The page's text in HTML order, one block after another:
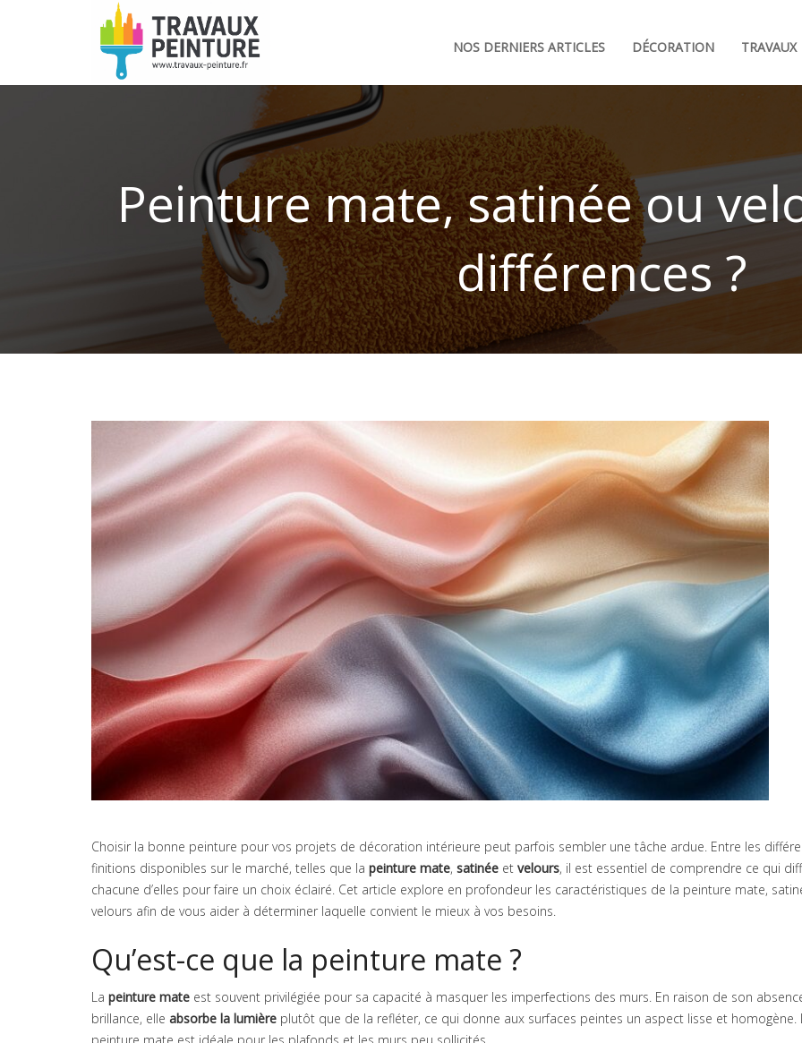
NOS DERNIERS ARTICLES DÉCORATION TRAVAUX
Peinture mate, satinée ou
différences ?
Choisir la bonne peinture pour vos projets de décoration intérieure peut parfois sembler une tâche ardue. Entre les
finitions disponibles sur le marché, telles que la peinture mate, satinée et velours, il est essentiel de comprendre ce qui
chacune d’elles pour faire un choix éclairé. Cet article explore en profondeur les caractéristiques de la peinture mate,
velours afin de vous aider à déterminer laquelle convient le mieux à vos besoins.
Qu’est-ce que la peinture mate ?
La peinture mate est souvent privilégiée pour sa capacité à masquer les imperfections des murs. En raison de son
brillance, elle absorbe la lumière plutôt que de la refléter, ce qui donne aux surfaces peintes un aspect lisse et homogène.